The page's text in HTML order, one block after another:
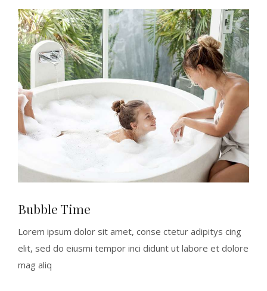
Bubble Time
Lorem ipsum dolor sit amet, conse ctetur adipitys cing
elit, sed do eiusmi tempor inci didunt ut labore et dolore
mag aliq